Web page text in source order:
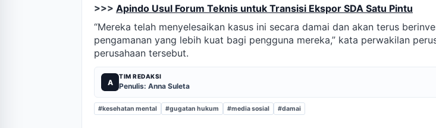
>>> Apindo Usul Forum Teknis untuk Transisi Ekspor SDA Satu Pintu
“Mereka telah menyelesaikan kasus ini secara damai dan akan terus
pengamanan yang lebih kuat bagi pengguna mereka,” kata perwakilan
perusahaan tersebut.
A
TIM REDAKSI
Penulis: Anna Suleta
#kesehatan mental #gugatan hukum #media sosial #damai